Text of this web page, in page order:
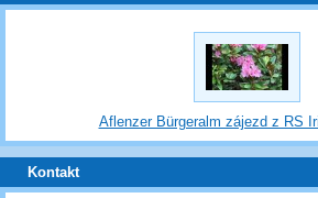
Aflenzer Bürgeralm zájezd z RS
Kontakt